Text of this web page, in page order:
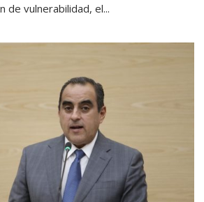
de vulnerabilidad, el...